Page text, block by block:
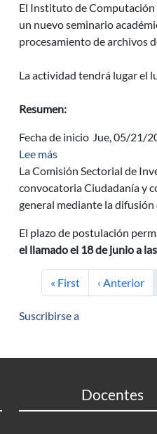
El Instituto de Computación
un nuevo seminario
procesamiento de archivos
La actividad tendrá lugar el
Resumen:
Fecha de inicio Jue, 05/21/
Lee mássobre Convocatoria
La Comisión Sectorial de
convocatoria Ciudadanía y
general mediante la difusión
El plazo de postulación
el llamado el 18 de junio a
Primera página
« First Página
‹ Anterior
Suscribirse a
Docentes